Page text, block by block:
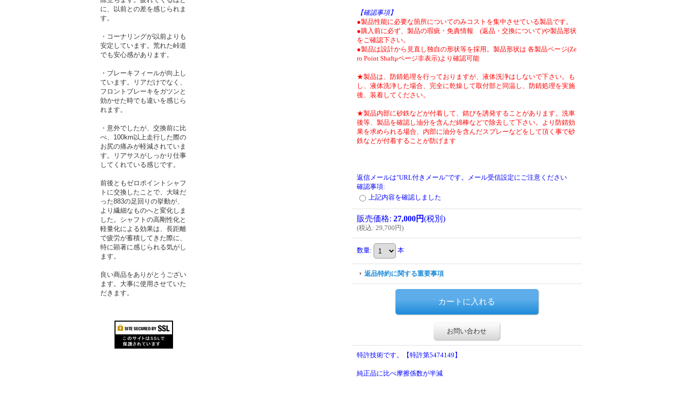
に、以前との差を感じられま
す。
・コーナリングが以前よりも
安定しています。荒れた峠道
でも安心感があります。
・ブレーキフィールが向上し
ています。リアだけでなく、
フロントブレーキをガツンと
効かせた時でも違いを感じら
れます。
・意外でしたが、交換前に比
べ、100km以上走行した際の
お尻の痛みが軽減されていま
す。リアサスがしっかり仕事
してくれている感じです。
前後ともゼロポイントシャフ
トに交換したことで、大味だ
った883の足回りの挙動が、
より繊細なものへと変化しま
した。シャフトの高剛性化と
軽量化による効果は、長距離
で疲労が蓄積してきた際に、
特に顕著に感じられる気がし
ます。
良い商品をありがとうござい
ます。大事に使用させていた
だきます。
【確認事項】
●製品性能に必要な箇所についてのみコストを集中させている製品です。
●購入前に必ず、製品の瑕疵・免責情報 (返品・交換について)や製品形状
をご確認下さい。
●製品は設計から見直し独自の形状等を採用。製品形状は 各製品ページ(Ze
ro Point Shaftμページ非表示)より確認可能
★製品は、防錆処理を行っておりますが、液体洗浄はしないで下さい。も
し、液体洗浄した場合、完全に乾燥して取付部と同温し、防錆処理を実施
後、装着してください。
★製品内部に砂鉄などが付着して、錆びを誘発することがあります。洗車
後等、製品を確認し油分を含んだ綿棒などで除去して下さい。より防錆効
果を求められる場合、内部に油分を含んだスプレーなどをして頂く事で砂
鉄などが付着することが防げます
返信メールは"URL付きメール"です。メール受信設定にご注意ください
確認事項:
上記内容を確認しました
販売価格: 27,000円(税別)
(税込: 29,700円)
数量: 本
返品特約に関する重要事項
お問い合わせ
特許技術です。【特許第5474149】
純正品に比べ摩擦係数が半減